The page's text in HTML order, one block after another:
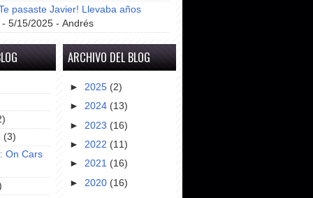
pasaste Javier! Llevaba años
- 5/15/2025 - Andrés
(3)
On Cars
ARCHIVO DEL BLOG
► 2025 (2)
► 2024 (13)
► 2023 (16)
► 2022 (11)
► 2021 (16)
► 2020 (16)